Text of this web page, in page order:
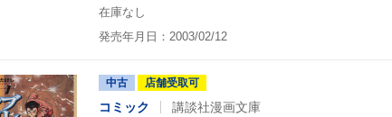
在庫なし
発売年月日：2003/02/12
中古 店舗受取可
コミック 講談社漫画文庫